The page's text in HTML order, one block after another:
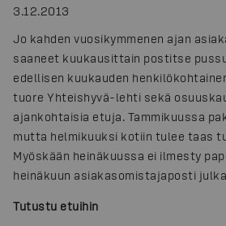
3.12.2013
Jo kahden vuosikymmenen ajan
saaneet kuukausittain postitse
edellisen kuukauden
tuore Yhteishyvä-lehti sekä
ajankohtaisia etuja. Tammikuussa
mutta helmikuuksi kotiin tulee taas
Myöskään heinäkuussa ei ilmesty
heinäkuun asiakasomistajaposti
Tutustu etuihin